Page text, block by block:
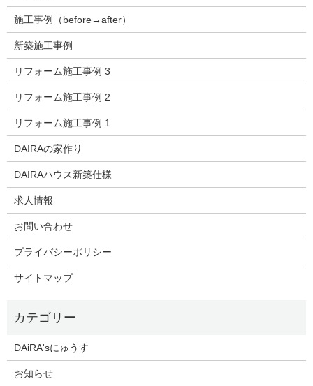
施工事例（before→after）
新築施工事例
リフォーム施工事例 3
リフォーム施工事例 2
リフォーム施工事例 1
DAIRAの家作り
DAIRAハウス新築仕様
求人情報
お問い合わせ
プライバシーポリシー
サイトマップ
DAiRA'sにゅうす
お知らせ